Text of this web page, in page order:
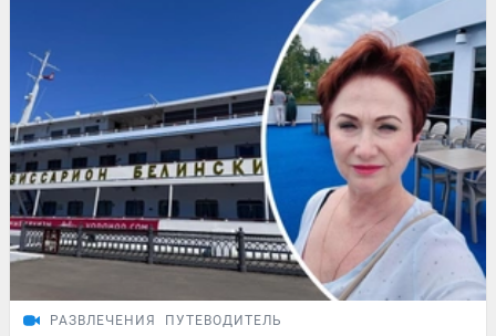
РАЗВЛЕЧЕНИЯ ПУТЕВОДИТЕЛЬ